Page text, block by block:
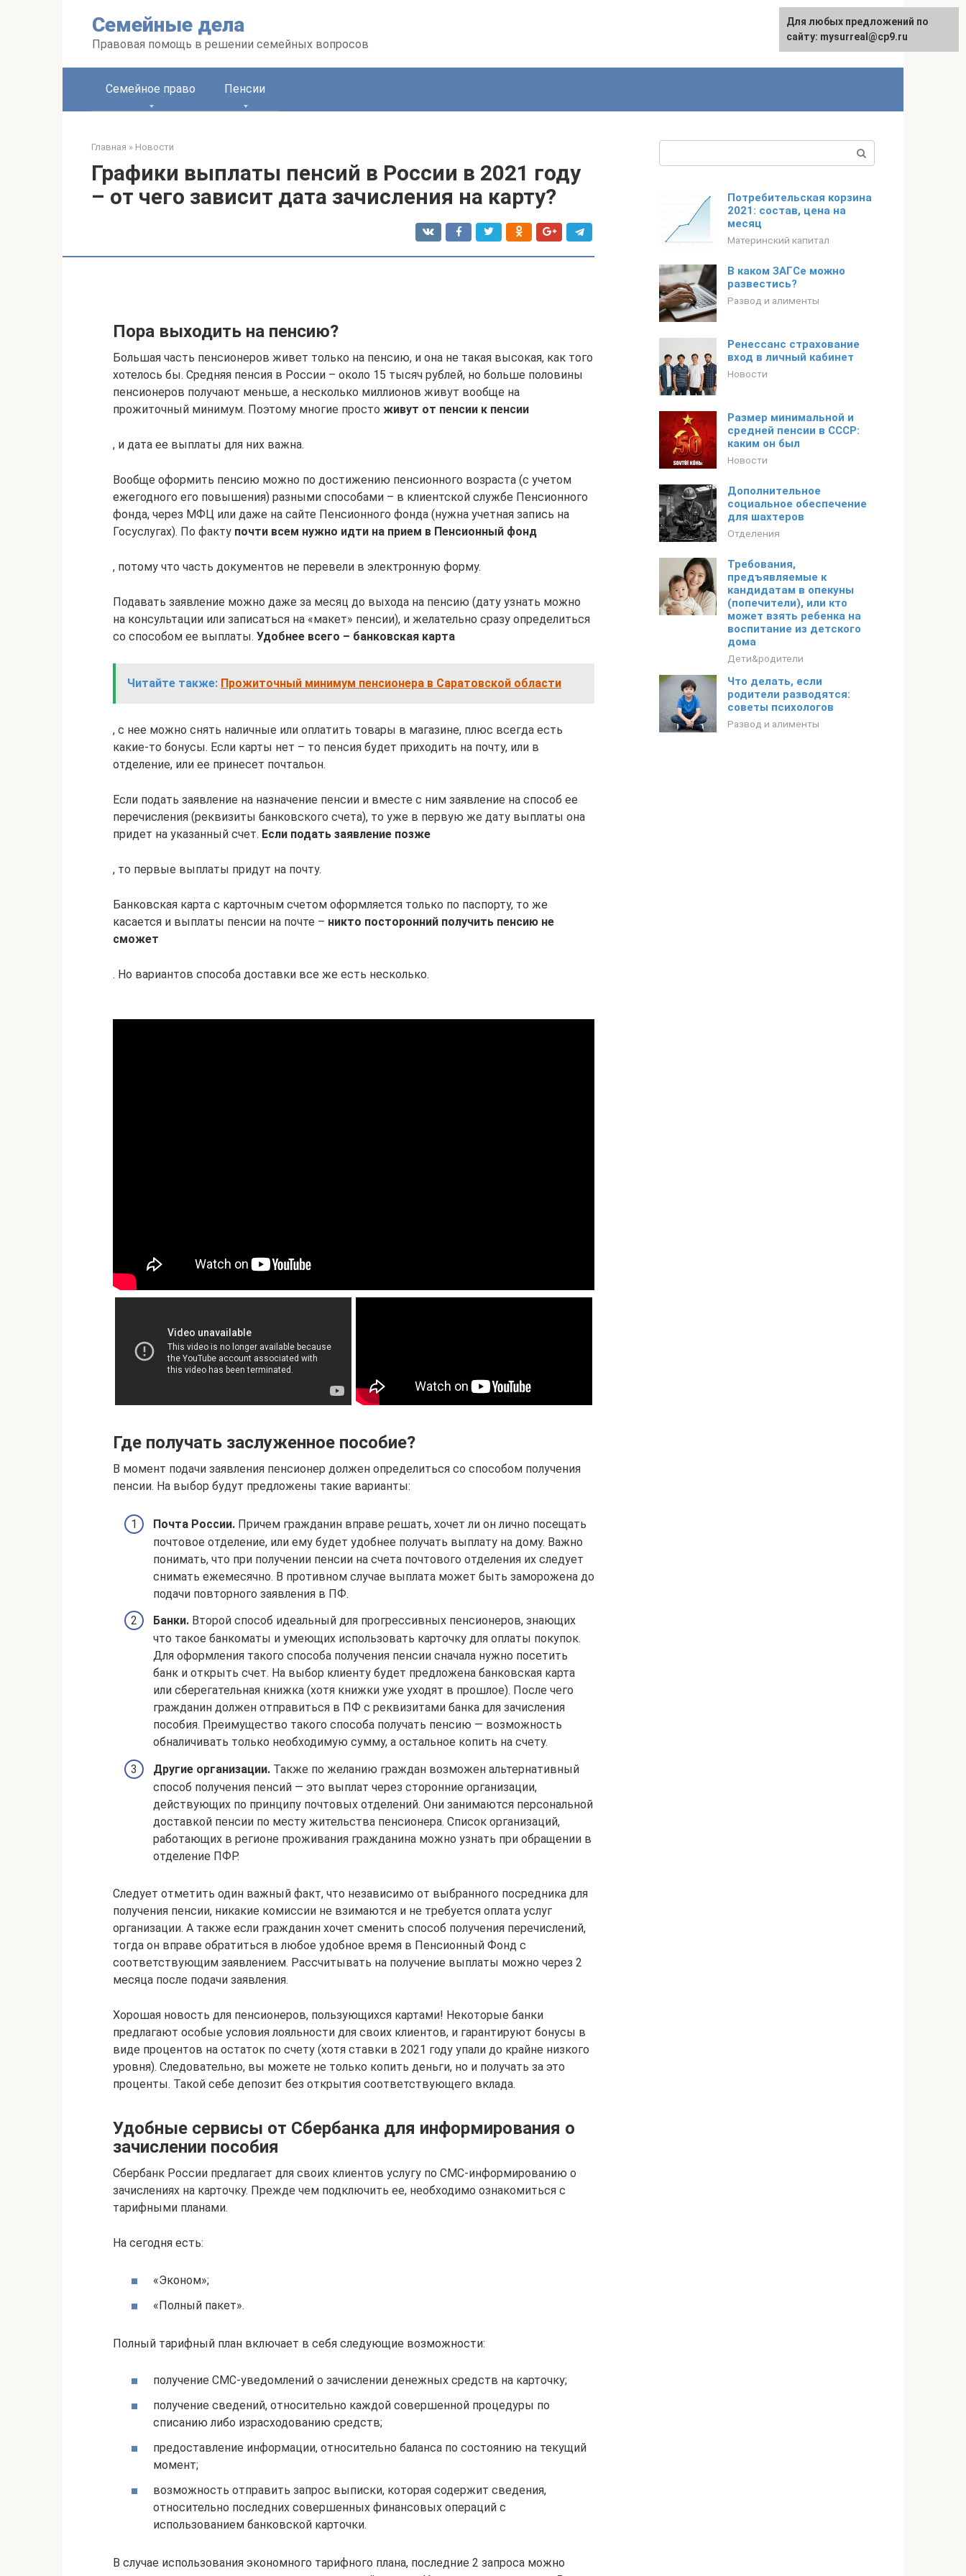
Семейные дела
Правовая помощь в решении семейных вопросов
Семейное право Пенсии
Главная » Новости
Графики выплаты пенсий в России в 2021 году
– от чего зависит дата зачисления на карту?
Пора выходить на пенсию?
Большая часть пенсионеров живет только на пенсию, и она не такая высокая, как того
хотелось бы. Средняя пенсия в России – около 15 тысяч рублей, но больше половины
пенсионеров получают меньше, а несколько миллионов живут вообще на
прожиточный минимум. Поэтому многие просто живут от пенсии к пенсии
, и дата ее выплаты для них важна.
Вообще оформить пенсию можно по достижению пенсионного возраста (с учетом
ежегодного его повышения) разными способами – в клиентской службе Пенсионного
фонда, через МФЦ или даже на сайте Пенсионного фонда (нужна учетная запись на
Госуслугах). По факту почти всем нужно идти на прием в Пенсионный фонд
, потому что часть документов не перевели в электронную форму.
Подавать заявление можно даже за месяц до выхода на пенсию (дату узнать можно
на консультации или записаться на «макет» пенсии), и желательно сразу определиться
со способом ее выплаты. Удобнее всего – банковская карта
Читайте также: Прожиточный минимум пенсионера в Саратовской области
, с нее можно снять наличные или оплатить товары в магазине, плюс всегда есть
какие-то бонусы. Если карты нет – то пенсия будет приходить на почту, или в
отделение, или ее принесет почтальон.
Если подать заявление на назначение пенсии и вместе с ним заявление на способ ее
перечисления (реквизиты банковского счета), то уже в первую же дату выплаты она
придет на указанный счет. Если подать заявление позже
, то первые выплаты придут на почту.
Банковская карта с карточным счетом оформляется только по паспорту, то же
касается и выплаты пенсии на почте – никто посторонний получить пенсию не
сможет
. Но вариантов способа доставки все же есть несколько.
Где получать заслуженное пособие?
В момент подачи заявления пенсионер должен определиться со способом получения
пенсии. На выбор будут предложены такие варианты:
Почта России. Причем гражданин вправе решать, хочет ли он лично посещать
почтовое отделение, или ему будет удобнее получать выплату на дому. Важно
понимать, что при получении пенсии на счета почтового отделения их следует
снимать ежемесячно. В противном случае выплата может быть заморожена до
подачи повторного заявления в ПФ.
Банки. Второй способ идеальный для прогрессивных пенсионеров, знающих
что такое банкоматы и умеющих использовать карточку для оплаты покупок.
Для оформления такого способа получения пенсии сначала нужно посетить
банк и открыть счет. На выбор клиенту будет предложена банковская карта
или сберегательная книжка (хотя книжки уже уходят в прошлое). После чего
гражданин должен отправиться в ПФ с реквизитами банка для зачисления
пособия. Преимущество такого способа получать пенсию — возможность
обналичивать только необходимую сумму, а остальное копить на счету.
Другие организации. Также по желанию граждан возможен альтернативный
способ получения пенсий — это выплат через сторонние организации,
действующих по принципу почтовых отделений. Они занимаются персональной
доставкой пенсии по месту жительства пенсионера. Список организаций,
работающих в регионе проживания гражданина можно узнать при обращении в
отделение ПФР.
Следует отметить один важный факт, что независимо от выбранного посредника для
получения пенсии, никакие комиссии не взимаются и не требуется оплата услуг
организации. А также если гражданин хочет сменить способ получения перечислений,
тогда он вправе обратиться в любое удобное время в Пенсионный Фонд с
соответствующим заявлением. Рассчитывать на получение выплаты можно через 2
месяца после подачи заявления.
Хорошая новость для пенсионеров, пользующихся картами! Некоторые банки
предлагают особые условия лояльности для своих клиентов, и гарантируют бонусы в
виде процентов на остаток по счету (хотя ставки в 2021 году упали до крайне низкого
уровня). Следовательно, вы можете не только копить деньги, но и получать за это
проценты. Такой себе депозит без открытия соответствующего вклада.
Удобные сервисы от Сбербанка для информирования о
зачислении пособия
Сбербанк России предлагает для своих клиентов услугу по СМС-информированию о
зачислениях на карточку. Прежде чем подключить ее, необходимо ознакомиться с
тарифными планами.
На сегодня есть:
«Эконом»;
«Полный пакет».
Полный тарифный план включает в себя следующие возможности:
получение СМС-уведомлений о зачислении денежных средств на карточку;
получение сведений, относительно каждой совершенной процедуры по
списанию либо израсходованию средств;
предоставление информации, относительно баланса по состоянию на текущий
момент;
возможность отправить запрос выписки, которая содержит сведения,
относительно последних совершенных финансовых операций с
использованием банковской карточки.
В случае использования экономного тарифного плана, последние 2 запроса можно
Потребительская корзина
2021: состав, цена на
месяц
Материнский капитал
В каком ЗАГСе можно
развестись?
Развод и алименты
Ренессанс страхование
вход в личный кабинет
Новости
Размер минимальной и
средней пенсии в СССР:
каким он был
Новости
Дополнительное
социальное обеспечение
для шахтеров
Отделения
Требования,
предъявляемые к
кандидатам в опекуны
(попечители), или кто
может взять ребенка на
воспитание из детского
дома
Дети&родители
Что делать, если
родители разводятся:
советы психологов
Развод и алименты
Для любых предложений по
сайту: mysurreal@cp9.ru